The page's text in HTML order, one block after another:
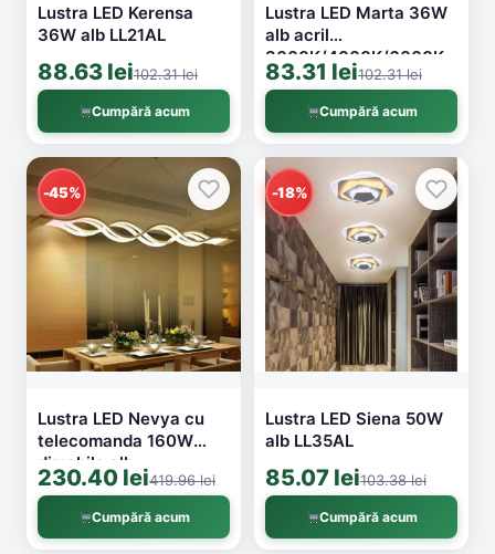
Lustra LED Kerensa
36W alb LL21AL
88.63 lei102.31 lei
Cumpără acum
Lustra LED Marta 36W
alb acril
3000K/4000K/6000K
LL1638
83.31 lei102.31 lei
Cumpără acum
-45%
Lustra LED Nevya cu
telecomanda 160W
dimabila alb
FL002WH(3253)
230.40 lei419.96 lei
Cumpără acum
-18%
Lustra LED Siena 50W
alb LL35AL
85.07 lei103.38 lei
Cumpără acum